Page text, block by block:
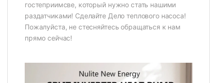
гостеприимсве, который нужно стать нашими
раздатчиками! Сделайте Дело теплового насоса!
Пожалуйста, не стесняйтесь обращаться к нам
прямо сейчас!